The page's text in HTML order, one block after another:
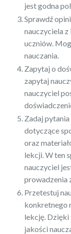
jest godna
Sprawdź
nauczyciela z
uczniów.
nauczania.
Zapytaj o
zapytaj
nauczyciel
Zadaj
dotyczące
oraz
lekcji. W ten
nauczyciel
prowadzenia
Przetestuj
konkretnego
lekcję. Dzięki
jakości